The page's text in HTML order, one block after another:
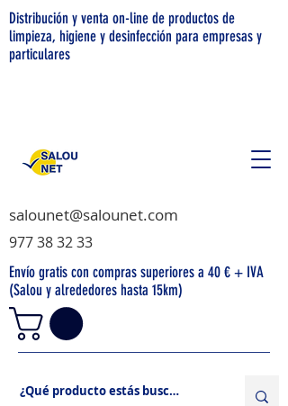
salounet@salounet.com
977 38 32 33
Envío gratis con compras superiores a 40 € + IVA
(Salou y alrededores hasta 15km)
Distribución y venta on-line de productos de
limpieza, higiene y desinfección para empresas y
particulares